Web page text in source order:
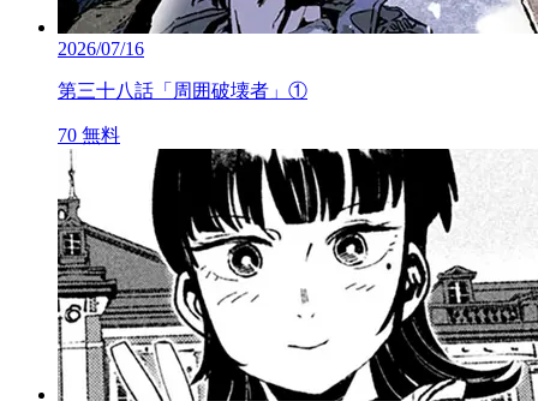
2026/07/16
第三十八話「周囲破壊者」①
70 無料